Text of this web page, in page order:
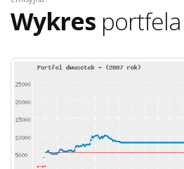
Wykres portfela